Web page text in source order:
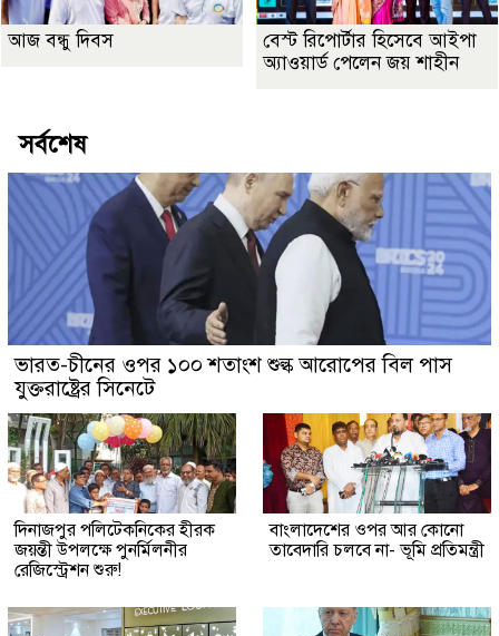
আজ বন্ধু দিবস
বেস্ট রিপোর্টার হিসেবে আইপা
অ্যাওয়ার্ড পেলেন জয় শাহীন
সর্বশেষ
ভারত-চীনের ওপর ১০০ শতাংশ শুল্ক আরোপের বিল পাস
যুক্তরাষ্ট্রের সিনেটে
দিনাজপুর পলিটেকনিকের হীরক
জয়ন্তী উপলক্ষে পুনর্মিলনীর
রেজিস্ট্রেশন শুরু!
বাংলাদেশের ওপর আর কোনো
তাবেদারি চলবে না- ভূমি প্রতিমন্ত্রী